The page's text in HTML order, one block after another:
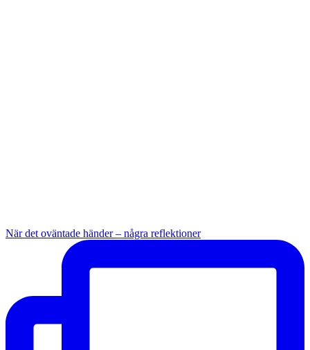
När det oväntade händer – några reflektioner